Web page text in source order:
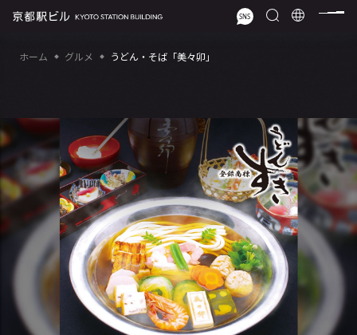
ホーム グルメ うどん・そば「美々卯」